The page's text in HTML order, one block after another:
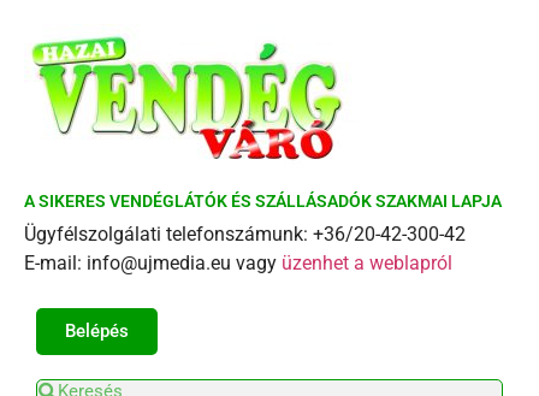
A SIKERES VENDÉGLÁTÓK ÉS SZÁLLÁSADÓK SZAKMAI LAPJA
Ügyfélszolgálati telefonszámunk: +36/20-42-300-42
E-mail: info@ujmedia.eu vagy üzenhet a weblapról
Belépés